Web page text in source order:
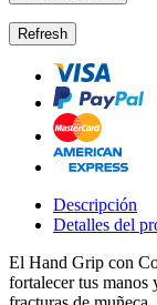
Descripción
Detalles del
El Hand Grip con
fortalecer tus manos